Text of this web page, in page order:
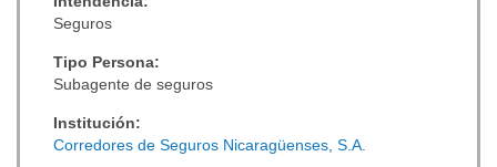
Seguros
Tipo Persona:
Subagente de seguros
Institución:
Corredores de Seguros Nicaragüenses, S.A.